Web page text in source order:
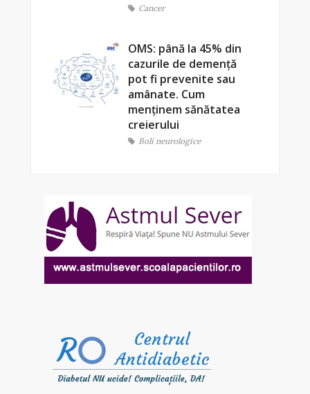
Cancer
OMS: până la 45% din
cazurile de demență
pot fi prevenite sau
amânate. Cum
menținem sănătatea
creierului
Boli neurologice